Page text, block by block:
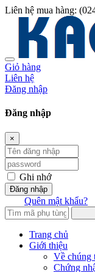
Liên hệ mua hàng:
Giỏ hàng
Liên hệ
Đăng nhập
Đăng nhập
×
Ghi nhớ
Đăng nhập
Quên mật khẩu?
Trang chủ
Giới thiệu
Về chúng
Chứng